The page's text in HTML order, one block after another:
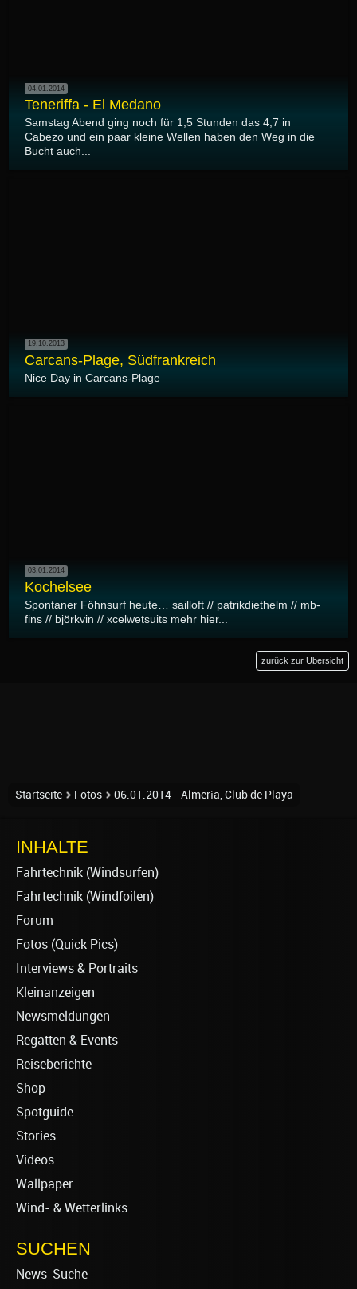
04.01.2014
Teneriffa - El Medano
Samstag Abend ging noch für 1,5 Stunden das 4,7 in
Cabezo und ein paar kleine Wellen haben den Weg in die
Bucht auch...
19.10.2013
Carcans-Plage, Südfrankreich
Nice Day in Carcans-Plage
03.01.2014
Kochelsee
Spontaner Föhnsurf heute… sailloft // patrikdiethelm // mb-
fins // björkvin // xcelwetsuits mehr hier...
zurück zur Übersicht
Startseite Fotos 06.01.2014 - Almería, Club de Playa
INHALTE
Fahrtechnik (Windsurfen)
Fahrtechnik (Windfoilen)
Forum
Fotos (Quick Pics)
Interviews & Portraits
Kleinanzeigen
Newsmeldungen
Regatten & Events
Reiseberichte
Shop
Spotguide
Stories
Videos
Wallpaper
Wind- & Wetterlinks
SUCHEN
News-Suche